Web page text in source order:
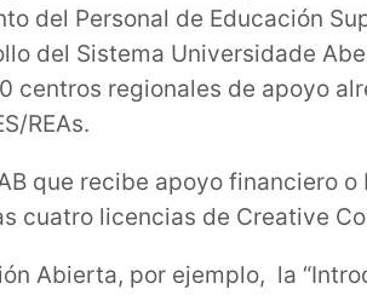
del Personal de Educación
del Sistema Universidade
regionales de apoyo
REAs.
que recibe apoyo financiero
cuatro licencias de Creative
Abierta, por ejemplo, la